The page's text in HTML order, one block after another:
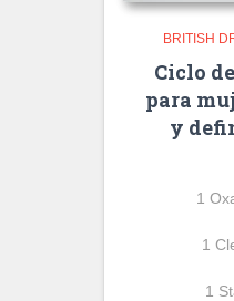
BRITISH
Ciclo
para
y
1
1
1